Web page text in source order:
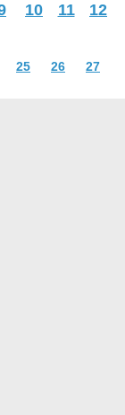
10 11
12
25 26
27